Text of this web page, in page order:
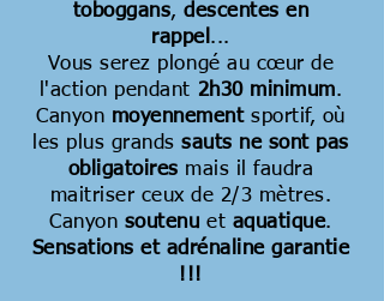
toboggans,descentes en
rappel ...
Vous serez plongé au cœur de
l'action pendant 2h30 minimum.
Canyon moyennementsportif, où
les plus grandssauts ne sont pas
obligatoires mais il faudra
maitriser ceux de 2/3 mètres.
Canyon soutenu et aquatique.
Sensations et adrénaline garantie
!!!